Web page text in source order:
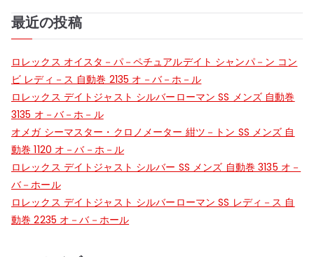
ビ
ゲ
ー
シ
ョ
ン
最近の投稿
ロレックス オイスタ－パ－ペチュアルデイト シャンパ－ン コン
ビ レディ－ス 自動巻 2135 オ－バ－ホ－ル
ロレックス デイトジャスト シルバーローマン SS メンズ 自動巻
3135 オ－バ－ホ－ル
オメガ シーマスター・クロノメーター 紺ツ－トン SS メンズ 自
動巻 1120 オ－バ－ホ－ル
ロレックス デイトジャスト シルバー SS メンズ 自動巻 3135 オ－
バ－ホール
ロレックス デイトジャスト シルバーローマン SS レディ－ス 自
動巻 2235 オ－バ－ホール